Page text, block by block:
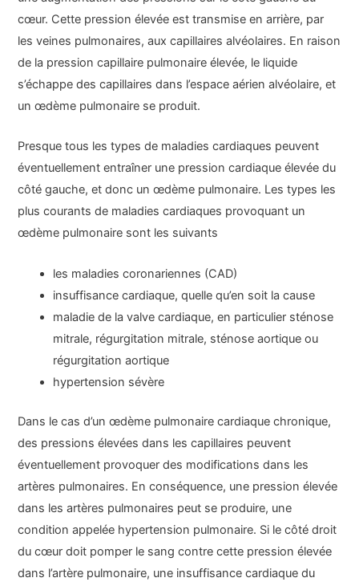
cœur. Cette pression élevée est transmise en arrière, par
les veines pulmonaires, aux capillaires alvéolaires. En raison
de la pression capillaire pulmonaire élevée, le liquide
s’échappe des capillaires dans l’espace aérien alvéolaire, et
un œdème pulmonaire se produit.
Presque tous les types de maladies cardiaques peuvent
éventuellement entraîner une pression cardiaque élevée du
côté gauche, et donc un œdème pulmonaire. Les types les
plus courants de maladies cardiaques provoquant un
œdème pulmonaire sont les suivants
les maladies coronariennes (CAD)
insuffisance cardiaque, quelle qu’en soit la cause
maladie de la valve cardiaque, en particulier sténose
mitrale, régurgitation mitrale, sténose aortique ou
régurgitation aortique
hypertension sévère
Dans le cas d’un œdème pulmonaire cardiaque chronique,
des pressions élevées dans les capillaires peuvent
éventuellement provoquer des modifications dans les
artères pulmonaires. En conséquence, une pression élevée
dans les artères pulmonaires peut se produire, une
condition appelée hypertension pulmonaire. Si le côté droit
du cœur doit pomper le sang contre cette pression élevée
dans l’artère pulmonaire, une insuffisance cardiaque du